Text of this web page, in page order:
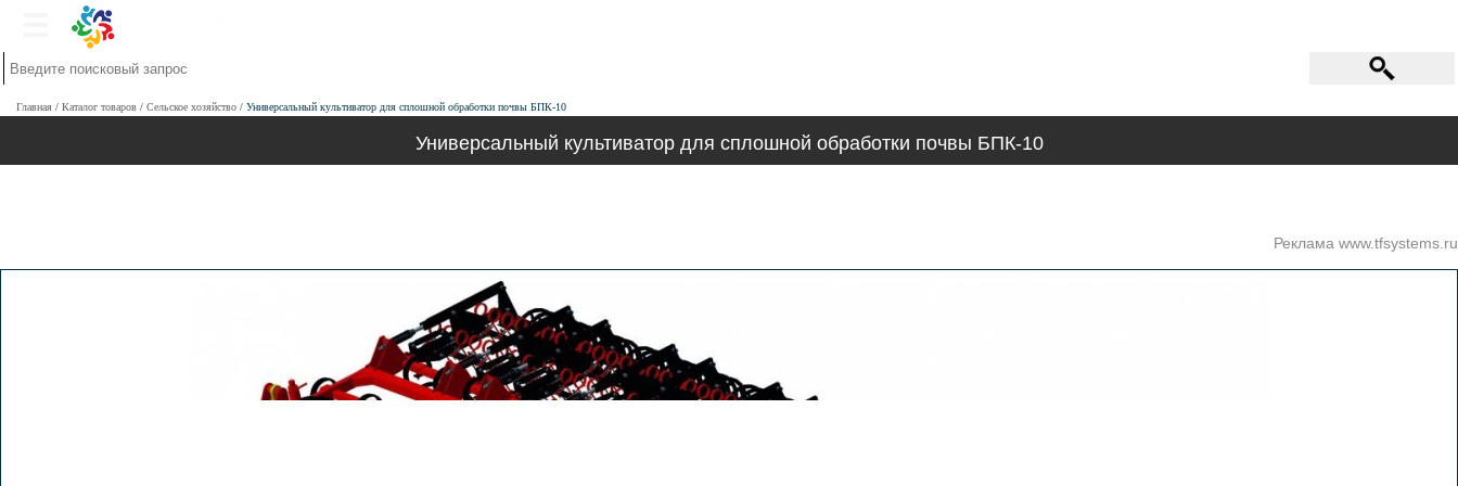
Главная Каталог товаров Сельское хозяйство Универсальный культиватор для сплошной обработки почвы БПК-10
Универсальный культиватор для сплошной обработки почвы БПК-10
Реклама www.tfsystems.ru